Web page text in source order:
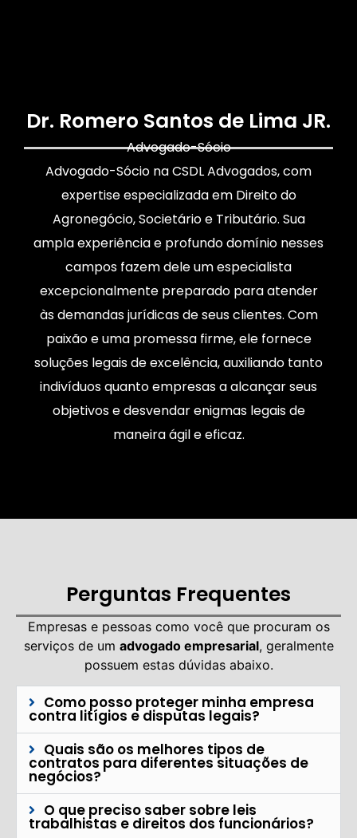
Dr. Romero Santos de Lima JR.
Advogado-Sócio
Advogado-Sócio na CSDL Advogados, com
expertise especializada em Direito do
Agronegócio, Societário e Tributário. Sua
ampla experiência e profundo domínio nesses
campos fazem dele um especialista
excepcionalmente preparado para atender
às demandas jurídicas de seus clientes. Com
paixão e uma promessa firme, ele fornece
soluções legais de excelência, auxiliando tanto
indivíduos quanto empresas a alcançar seus
objetivos e desvendar enigmas legais de
maneira ágil e eficaz.
Perguntas Frequentes
Empresas e pessoas como você que procuram os
serviços de um advogado empresarial, geralmente
possuem estas dúvidas abaixo.
Como posso proteger minha empresa
contra litígios e disputas legais?
Quais são os melhores tipos de
contratos para diferentes situações de
negócios?
O que preciso saber sobre leis
trabalhistas e direitos dos funcionários?